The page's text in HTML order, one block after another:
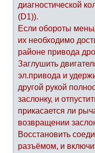
диагностической
(D1)).
Если обороты
их необходимо
районе привода
Заглушить
эл.привода и
другой рукой
заслонку, и
прикасается ли
возвращении
Восстановить
разъёмом, и